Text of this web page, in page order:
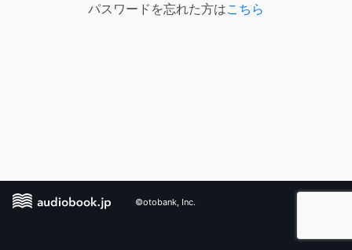
パスワードを忘れた方はこちら
©otobank, Inc.